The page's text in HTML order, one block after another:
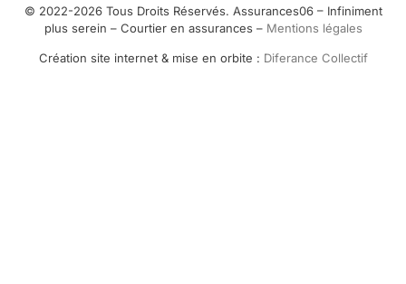
© 2022-2026 Tous Droits Réservés. Assurances06 – Infiniment
plus serein – Courtier en assurances – Mentions légales
Création site internet & mise en orbite : Diferance Collectif